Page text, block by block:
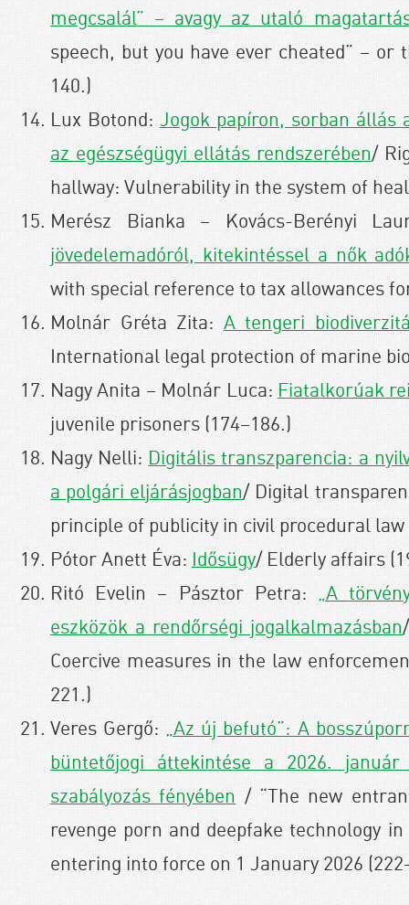
megcsalál” – avagy az utaló
speech, but you have ever cheated” – or
140.)
Lux Botond:Jogok papíron, sorban állás
az egészségügyi ellátás rendszerében/
hallway: Vulnerability in the system of
Merész Bianka – Kovács-Berényi
jövedelemadóról, kitekintéssel a nők
with special reference to tax allowances
Molnár Gréta Zita:A tengeri
International legal protection of marine
Nagy Anita – Molnár Luca:Fiatalkorúak
juvenile prisoners (174–186.)
Nagy Nelli:Digitális transzparencia: a
a polgári eljárásjogban/ Digital
principle of publicity in civil procedural law
Pótor Anett Éva:Idősügy/ Elderly affairs
Ritó Evelin – Pásztor Petra:„A
eszközök a rendőrségi jogalkalmazásban
Coercive measures in the law
221.)
Veres Gergő:„Az új befutó”: A
büntetőjogi áttekintése a 2026.
szabályozás fényében/ “The new
revenge porn and deepfake technology
entering into force on 1 January 2026